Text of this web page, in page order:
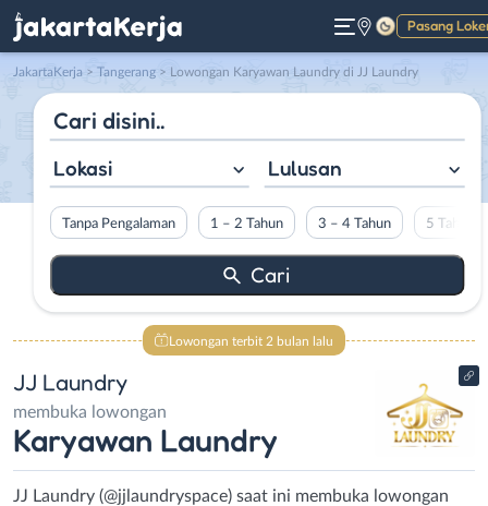
Pasang
Gelap
JakartaKerja > Tangerang > Lowongan Karyawan Laundry di JJ Laundry
Lokasi Lulusan
Tanpa Pengalaman 1 – 2 Tahun 3 – 4 Tahun 5 Tahun
Lowongan terbit 2 bulan lalu
JJ Laundry
membuka lowongan
Karyawan Laundry
JJ Laundry (@jjlaundryspace) saat ini membuka lowongan